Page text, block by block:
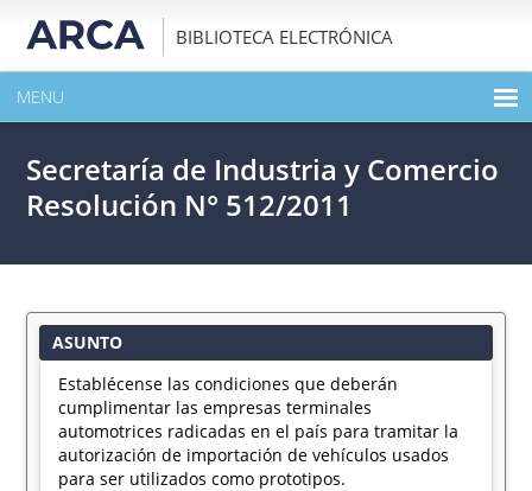
BIBLIOTECA ELECTRÓNICA
MENU
EXPANDIR TODO EL CONTENIDO DE LA PUBLICACIÓN
Secretaría de Industria y Comercio
Resolución N° 512/2011
ASUNTO
Establécense las condiciones que deberán
cumplimentar las empresas terminales
automotrices radicadas en el país para tramitar la
autorización de importación de vehículos usados
para ser utilizados como prototipos.